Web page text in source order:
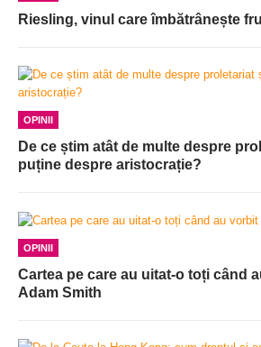
Riesling, vinul care îmbătrânește
OPINII
De ce știm atât de multe despre
puține despre aristocrație?
OPINII
Cartea pe care au uitat-o toți când
Adam Smith